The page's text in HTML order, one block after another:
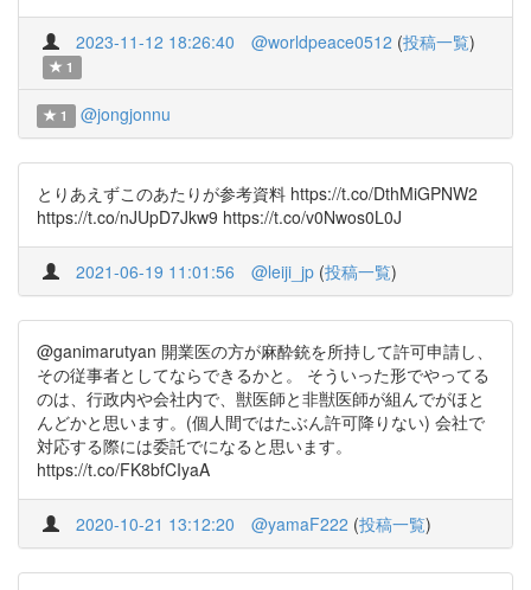
2023-11-12 18:26:40 @worldpeace0512 (投稿一覧)
1
1 @jongjonnu
とりあえずこのあたりが参考資料 https://t.co/DthMiGPNW2
https://t.co/nJUpD7Jkw9 https://t.co/v0Nwos0L0J
2021-06-19 11:01:56 @leiji_jp (投稿一覧)
@ganimarutyan 開業医の方が麻酔銃を所持して許可申請し、
その従事者としてならできるかと。 そういった形でやってる
のは、行政内や会社内で、獣医師と非獣医師が組んでがほと
んどかと思います。(個人間ではたぶん許可降りない) 会社で
対応する際には委託でになると思います。
https://t.co/FK8bfCIyaA
2020-10-21 13:12:20 @yamaF222 (投稿一覧)